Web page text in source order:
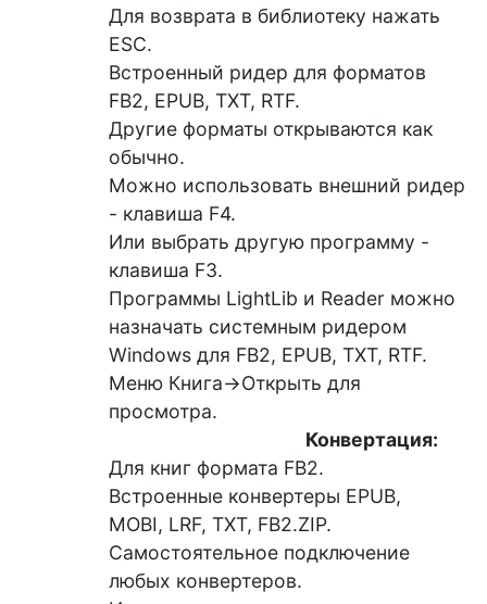
Для возврата в библиотеку нажать
ESC.
Встроенный ридер для форматов
FB2, EPUB, TXT, RTF.
Другие форматы открываются как
обычно.
Можно использовать внешний ридер
- клавиша F4.
Или выбрать другую программу -
клавиша F3.
Программы LightLib и Reader можно
назначать системным ридером
Windows для FB2, EPUB, TXT, RTF.
Меню Книга->Открыть для
просмотра.
Конвертация:
Для книг формата FB2.
Встроенные конвертеры EPUB,
MOBI, LRF, TXT, FB2.ZIP.
Самостоятельное подключение
любых конвертеров.